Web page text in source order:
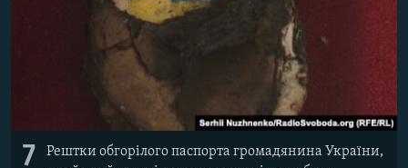
7
Рештки обгорілого паспорта громадянина України,